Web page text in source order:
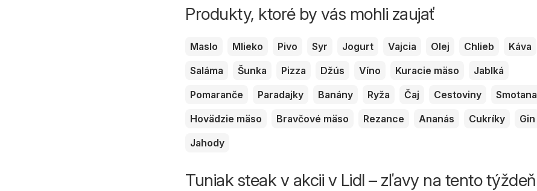
Produkty, ktoré by vás mohli zaujať
Maslo Mlieko Pivo Syr Jogurt Vajcia Olej Chlieb
Káva
Saláma
Šunka Pizza Džús Víno Kuracie mäso
Jablká
Pomaranče
Paradajky Banány Ryža Čaj Cestoviny
Smotana
Hovädzie mäso
Bravčové mäso Rezance Ananás Cukríky
Gin
Jahody
Tuniak steak v akcii v Lidl – zľavy na tento týždeň